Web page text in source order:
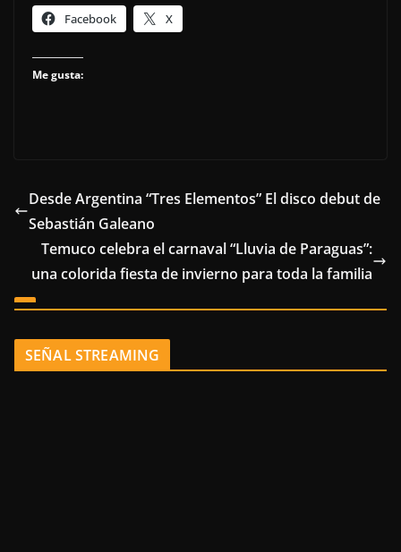
Facebook X
Me gusta:
Desde Argentina “Tres Elementos” El disco debut de
Sebastián Galeano
Temuco celebra el carnaval “Lluvia de Paraguas”:
una colorida fiesta de invierno para toda la familia
SEÑAL STREAMING